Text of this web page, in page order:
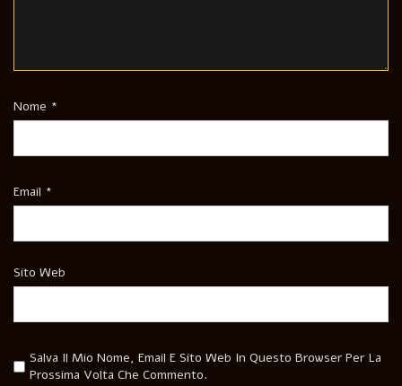
Nome *
Email *
Sito Web
Salva Il Mio Nome, Email E Sito Web In Questo Browser Per La
Prossima Volta Che Commento.